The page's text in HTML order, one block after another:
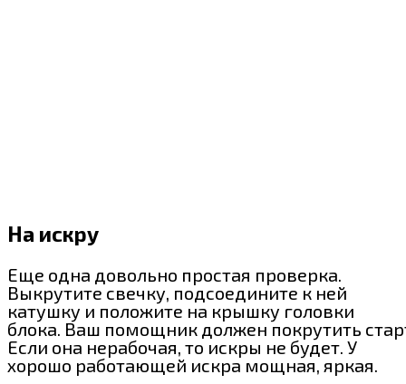
На искру
Еще одна довольно простая проверка.
Выкрутите свечку, подсоедините к ней
катушку и положите на крышку головки
блока. Ваш помощник должен покрутить
Если она нерабочая, то искры не будет. У
хорошо работающей искра мощная, яркая.